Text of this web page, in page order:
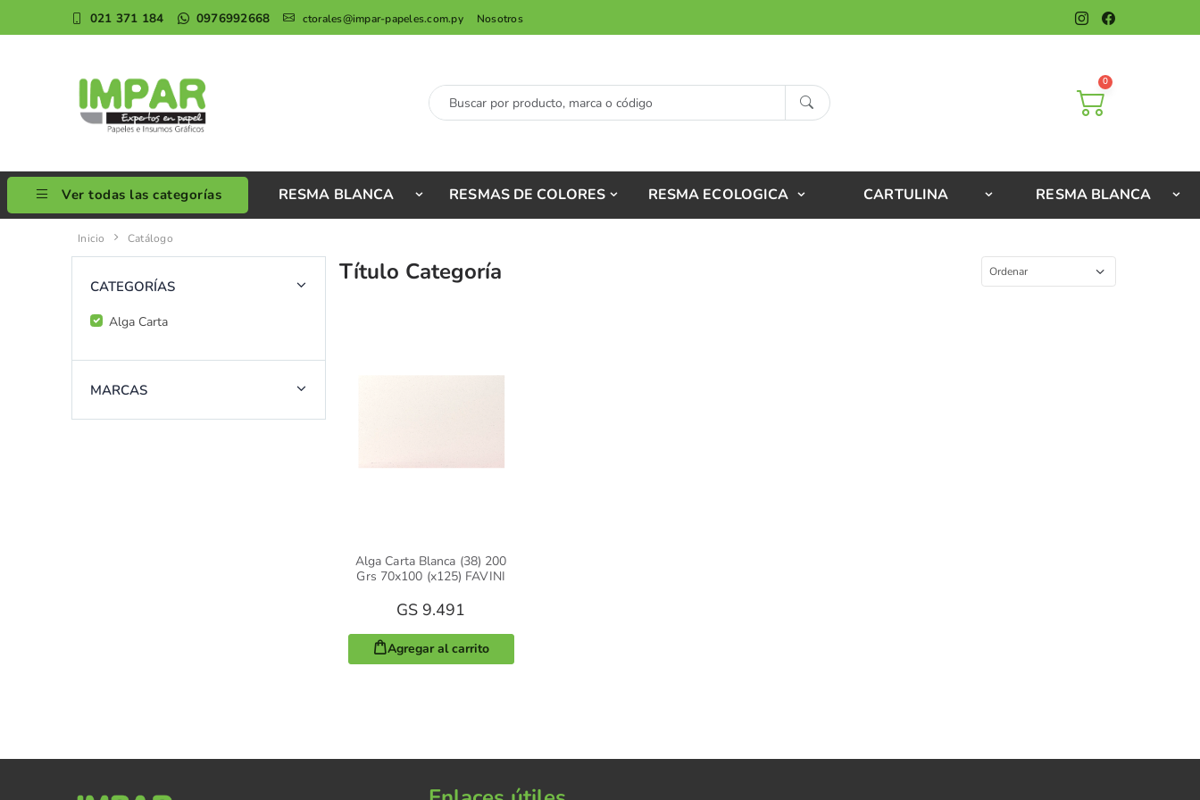
021 371 184 0976992668 ctorales@impar-papeles.com.py Nosotros
0
Ver todas las categorías RESMA BLANCA RESMAS DE COLORES RESMA ECOLOGICA CARTULINA RESMA BLANCA
Inicio Catálogo
Título Categoría
Alga Carta Blanca (38) 200
Grs 70x100 (x125) FAVINI
GS 9.491
Agregar al carrito
CATEGORÍAS
Alga Carta
MARCAS